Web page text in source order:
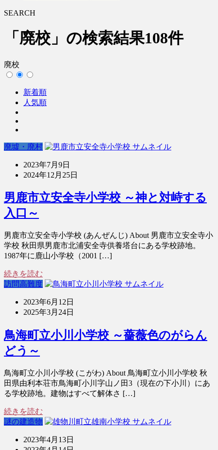
SEARCH
「廃校」の検索結果108件
廃校
新着順
人気順
廃墟・廃村
2023年7月9日
2024年12月25日
男鹿市立安全寺小学校 ～神と対峙する
入口～
男鹿市立安全寺小学校 (あんぜんじ) About 男鹿市立安全寺小
学校 秋田県男鹿市北浦安全寺供養塔台にある学校跡地。
1987年に鹿山小学校（2001 […]
続きを読む
訪問高難度
2023年6月12日
2025年3月24日
鳥海町立小川小学校 ～薔薇色のがらん
どう～
鳥海町立小川小学校 (こがわ) About 鳥海町立小川小学校 秋
田県由利本荘市鳥海町小川字山ノ田3（現在の下小川）にあ
る学校跡地。建物はすべて解体さ […]
続きを読む
謎の建造物
2023年4月13日